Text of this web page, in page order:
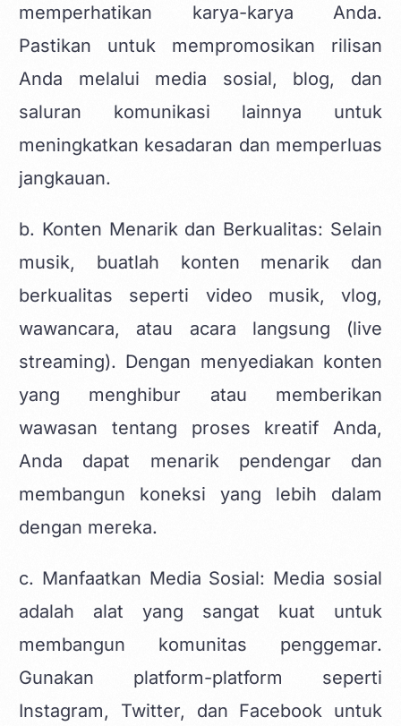
memperhatikan karya-karya Anda.
Pastikan untuk mempromosikan rilisan
Anda melalui media sosial, blog, dan
saluran komunikasi lainnya untuk
meningkatkan kesadaran dan memperluas
jangkauan.
b. Konten Menarik dan Berkualitas: Selain
musik, buatlah konten menarik dan
berkualitas seperti video musik, vlog,
wawancara, atau acara langsung (live
streaming). Dengan menyediakan konten
yang menghibur atau memberikan
wawasan tentang proses kreatif Anda,
Anda dapat menarik pendengar dan
membangun koneksi yang lebih dalam
dengan mereka.
c. Manfaatkan Media Sosial: Media sosial
adalah alat yang sangat kuat untuk
membangun komunitas penggemar.
Gunakan platform-platform seperti
Instagram, Twitter, dan Facebook untuk